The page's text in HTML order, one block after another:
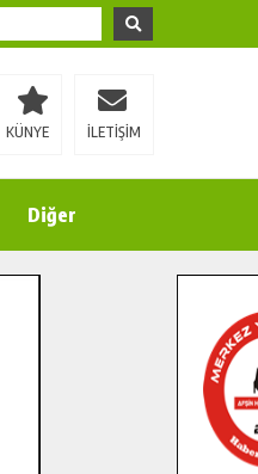
KÜNYE İLETİŞİM
Diğer